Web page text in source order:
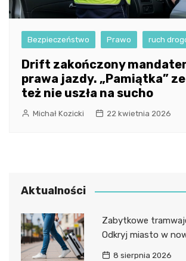
Bezpieczeństwo Prawo ruch
Drift zakończony
prawa jazdy. „Pamiątka”
też nie uszła na sucho
Michał Kozicki 22 kwietnia 2026
Aktualności
Zabytkowe
Odkryj miasto w
8 sierpnia 2026